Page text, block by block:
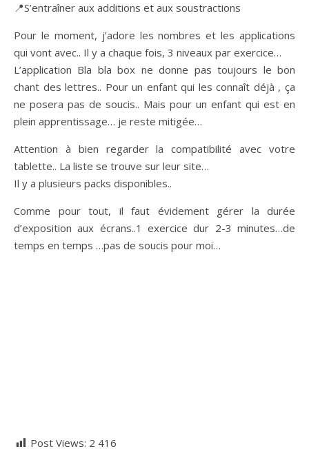
📍S’entraîner aux additions et aux soustractions
Pour le moment, j’adore les nombres et les applications
qui vont avec.. Il y a chaque fois, 3 niveaux par exercice…
L’application Bla bla box ne donne pas toujours le bon
chant des lettres.. Pour un enfant qui les connaît déjà , ça
ne posera pas de soucis.. Mais pour un enfant qui est en
plein apprentissage… je reste mitigée…
Attention à bien regarder la compatibilité avec votre
tablette.. La liste se trouve sur leur site…
Il y a plusieurs packs disponibles..
Comme pour tout, il faut évidement gérer la durée
d’exposition aux écrans..1 exercice dur 2-3 minutes…de
temps en temps …pas de soucis pour moi…
Post Views: 2 416